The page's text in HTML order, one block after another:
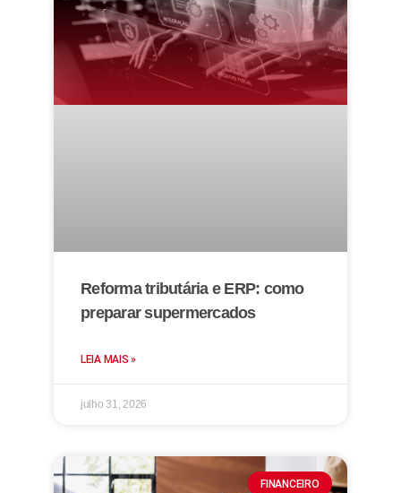
Reforma tributária e ERP: como
preparar supermercados
LEIA MAIS »
julho 31, 2026
FINANCEIRO